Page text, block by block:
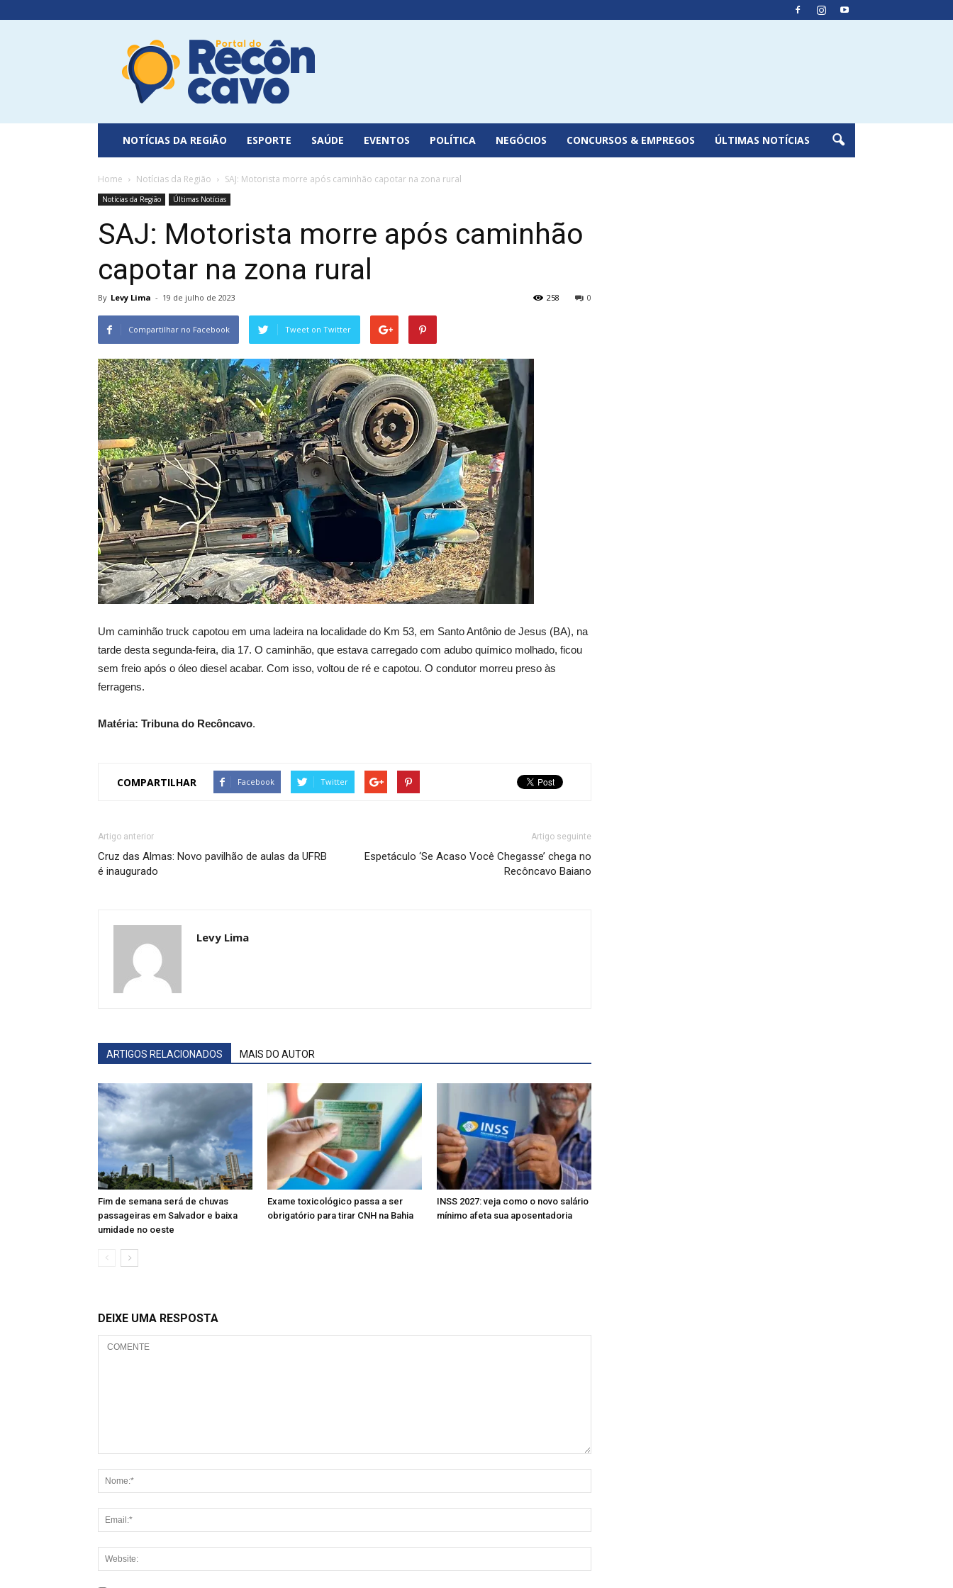
Portal
do
Recôncavo
NOTÍCIAS DA REGIÃO ESPORTE SAÚDE EVENTOS POLÍTICA NEGÓCIOS CONCURSOS & EMPREGOS ÚLTIMAS NOTÍCIAS
Home Notícias da Região SAJ: Motorista morre após caminhão capotar na zona rural
Notícias da Região Últimas Notícias
SAJ: Motorista morre após caminhão
capotar na zona rural
By Levy Lima - 19 de julho de 2023 0
258
Compartilhar no Facebook Tweet on Twitter
Um caminhão truck capotou em uma ladeira na localidade do Km 53, em Santo Antônio de Jesus (BA), na
tarde desta segunda-feira, dia 17. O caminhão, que estava carregado com adubo químico molhado, ficou
sem freio após o óleo diesel acabar. Com isso, voltou de ré e capotou. O condutor morreu preso às
ferragens.
Matéria: Tribuna do Recôncavo.
COMPARTILHAR Facebook Twitter
Artigo anterior
Cruz das Almas: Novo pavilhão de aulas da UFRB
é inaugurado
Artigo seguinte
Espetáculo ‘Se Acaso Você Chegasse’ chega no
Recôncavo Baiano
Levy Lima
ARTIGOS RELACIONADOS MAIS DO AUTOR
Fim de semana será de chuvas
passageiras em Salvador e baixa
umidade no oeste
Exame toxicológico passa a ser
obrigatório para tirar CNH na Bahia
INSS 2027: veja como o novo salário
mínimo afeta sua aposentadoria
DEIXE UMA RESPOSTA